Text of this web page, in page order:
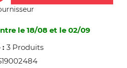
le 18/08 et le 02/09
: 3 Produits